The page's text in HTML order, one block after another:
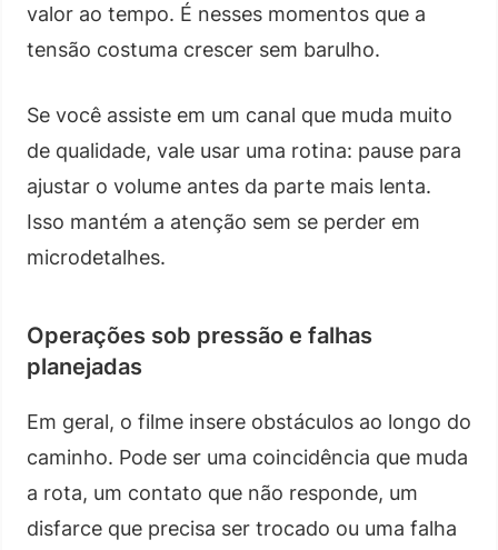
valor ao tempo. É nesses momentos que a
tensão costuma crescer sem barulho.
Se você assiste em um canal que muda muito
de qualidade, vale usar uma rotina: pause para
ajustar o volume antes da parte mais lenta.
Isso mantém a atenção sem se perder em
microdetalhes.
Operações sob pressão e falhas
planejadas
Em geral, o filme insere obstáculos ao longo do
caminho. Pode ser uma coincidência que muda
a rota, um contato que não responde, um
disfarce que precisa ser trocado ou uma falha